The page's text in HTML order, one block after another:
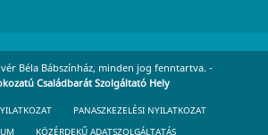
Béla Bábszínház, minden jog fenntartva. -
Családbarát Szolgáltató Hely
PANASZKEZELÉSI NYILATKOZAT
KÖZÉRDEKŰ ADATSZOLGÁLTATÁS